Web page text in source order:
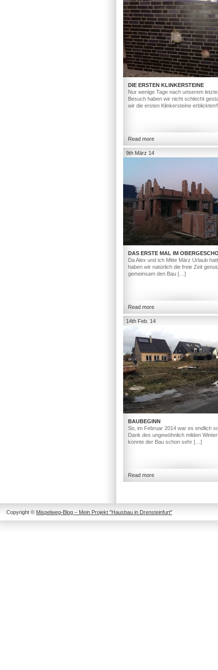
DIE ERSTEN KLINKERSTEINE
Nur wenige Tage nach unserem
Besuch haben wir nicht schlecht
wir die ersten Klinkersteine
Read more
9th März 14
DAS ERSTE MAL IM
Da Alex und ich Mitte März Urlaub
haben wir natürlich die freie Zeit
gemeinsam den Bau […]
Read more
14th Feb. 14
BAUBEGINN
So, im Februar 2014 war es endlich
Dank des ungewöhnlich milden
konnte der Bau schon sehr […]
Read more
Copyright © Mispelweg-Blog – Mein Projekt "Hausbau in Drensteinfurt"